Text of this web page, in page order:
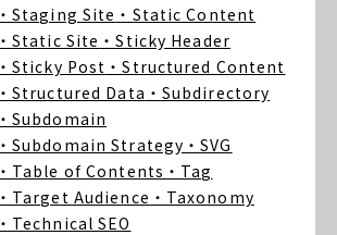
・Staging Site ・Static Content
・Static Site ・Sticky Header
・Sticky Post ・Structured Content
・Structured Data ・Subdirectory
・Subdomain
・Subdomain Strategy ・SVG
・Table of Contents ・Tag
・Target Audience ・Taxonomy
・Technical SEO